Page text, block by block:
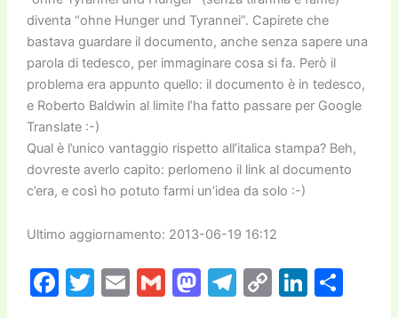
diventa “ohne Hunger und Tyrannei”. Capirete che
bastava guardare il documento, anche senza sapere una
parola di tedesco, per immaginare cosa si fa. Però il
problema era appunto quello: il documento è in tedesco,
e Roberto Baldwin al limite l’ha fatto passare per Google
Translate :-)
Qual è l’unico vantaggio rispetto all’italica stampa? Beh,
dovreste averlo capito: perlomeno il link al documento
c’era, e così ho potuto farmi un’idea da solo :-)
Ultimo aggiornamento: 2013-06-19 16:12
F T E G M T C Li C